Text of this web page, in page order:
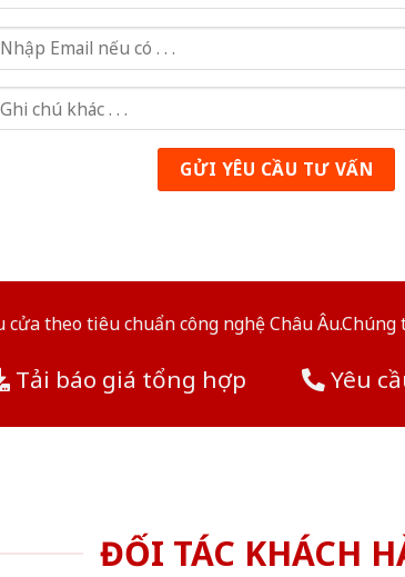
theo tiêu chuẩn công nghệ Châu
Tải báo giá tổng hợp Yêu
ĐỐI TÁC KHÁCH